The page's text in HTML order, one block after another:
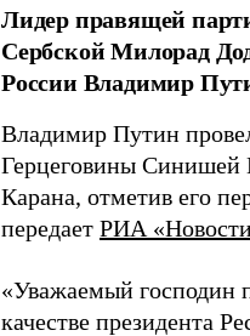
Лидер правящей
Сербской Милорад
России Владимир
Владимир Путин
Герцеговины Синишей
Карана, отметив его
передает РИА
«Уважаемый господин
качестве президента